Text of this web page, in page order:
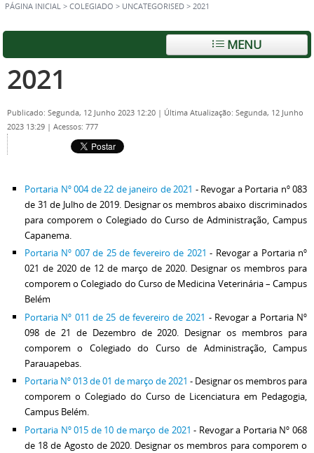
PÁGINA INICIAL > COLEGIADO > UNCATEGORISED > 2021
MENU
2021
Publicado: Segunda, 12 Junho 2023 12:20 | Última Atualização: Segunda, 12 Junho
2023 13:29 | Acessos: 777
Portaria Nº 004 de 22 de janeiro de 2021 - Revogar a Portaria nº 083
de 31 de Julho de 2019. Designar os membros abaixo discriminados
para comporem o Colegiado do Curso de Administração, Campus
Capanema.
Portaria Nº 007 de 25 de fevereiro de 2021 - Revogar a Portaria nº
021 de 2020 de 12 de março de 2020. Designar os membros para
comporem o Colegiado do Curso de Medicina Veterinária – Campus
Belém
Portaria Nº 011 de 25 de fevereiro de 2021 - Revogar a Portaria Nº
098 de 21 de Dezembro de 2020. Designar os membros para
comporem o Colegiado do Curso de Administração, Campus
Parauapebas.
Portaria Nº 013 de 01 de março de 2021 - Designar os membros para
comporem o Colegiado do Curso de Licenciatura em Pedagogia,
Campus Belém.
Portaria Nº 015 de 10 de março de 2021 - Revogar a Portaria Nº 068
de 18 de Agosto de 2020. Designar os membros para comporem o